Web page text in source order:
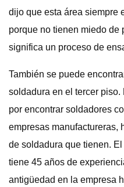
dijo que esta área siempre
porque no tienen miedo de
significa un proceso de
También se puede
soldadura en el tercer
por encontrar soldadores
empresas manufactureras,
de soldadura que tienen.
tiene 45 años de
antigüedad en la empresa